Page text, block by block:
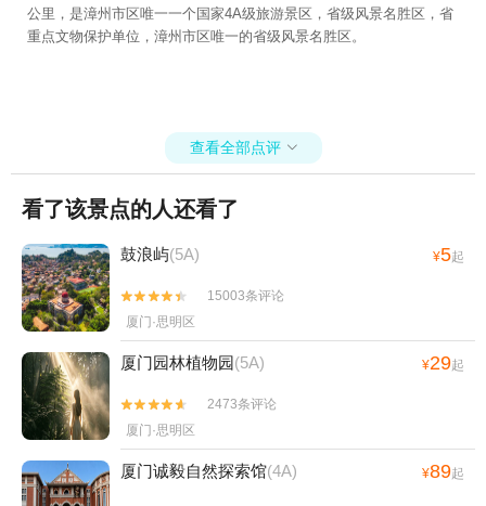
公里，是漳州市区唯一一个国家4A级旅游景区，省级风景名胜区，省
重点文物保护单位，漳州市区唯一的省级风景名胜区。
查看全部点评 
看了该景点的人还看了
鼓浪屿(5A) ¥5起


15003条评论
厦门·思明区
厦门园林植物园(5A) ¥29起


2473条评论
厦门·思明区
厦门诚毅自然探索馆(4A) ¥89起